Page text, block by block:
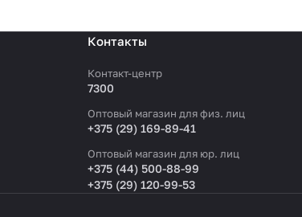
Контакты
Контакт-центр
7300
Оптовый магазин для физ. лиц
+375 (29) 169-89-41
Оптовый магазин для юр. лиц
+375 (44) 500-88-99
+375 (29) 120-99-53